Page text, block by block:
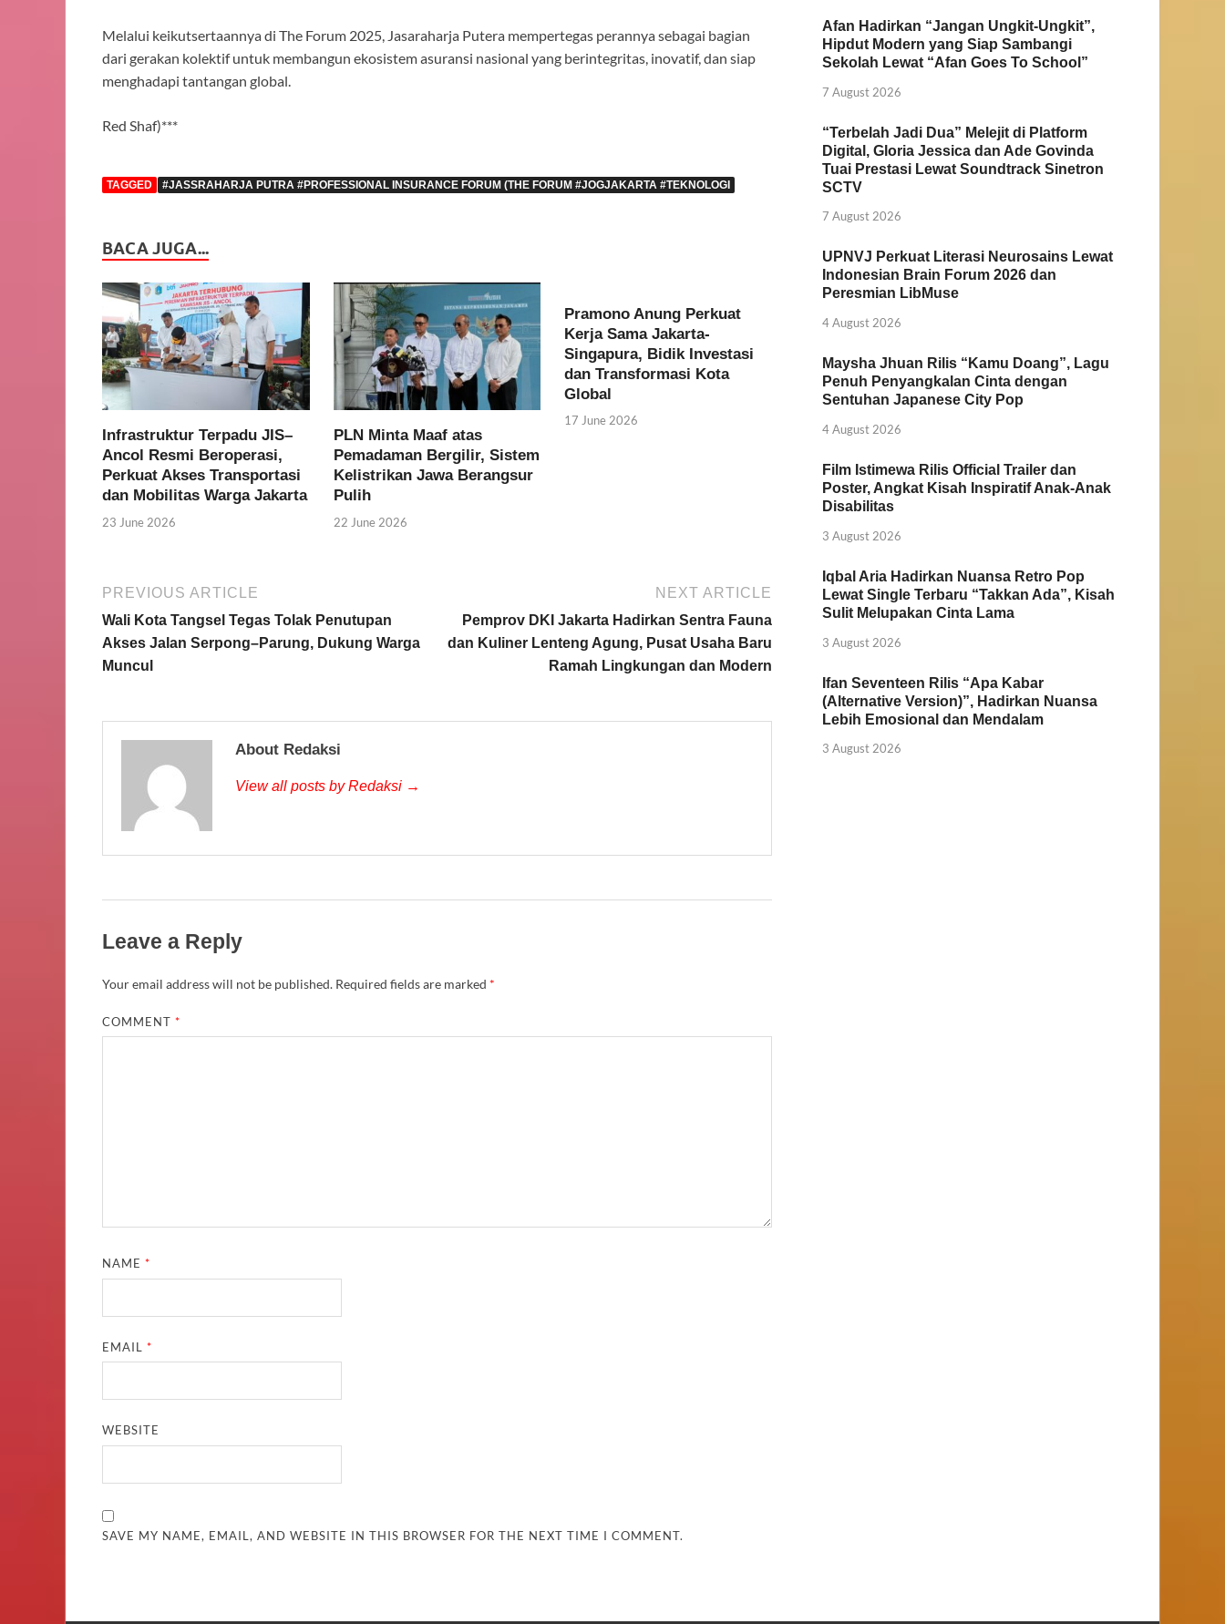
Melalui keikutsertaannya di The Forum 2025, Jasaraharja Putera mempertegas perannya sebagai bagian
dari gerakan kolektif untuk membangun ekosistem asuransi nasional yang berintegritas, inovatif, dan siap
menghadapi tantangan global.
Red Shaf)***
TAGGED #JASSRAHARJA PUTRA #PROFESSIONAL INSURANCE FORUM (THE FORUM #JOGJAKARTA #TEKNOLOGI
BACA JUGA...
Infrastruktur Terpadu JIS–
Ancol Resmi Beroperasi,
Perkuat Akses Transportasi
dan Mobilitas Warga Jakarta
23 June 2026
PLN Minta Maaf atas
Pemadaman Bergilir, Sistem
Kelistrikan Jawa Berangsur
Pulih
22 June 2026
Pramono Anung Perkuat
Kerja Sama Jakarta-
Singapura, Bidik Investasi
dan Transformasi Kota
Global
17 June 2026
PREVIOUS ARTICLE
Wali Kota Tangsel Tegas Tolak Penutupan
Akses Jalan Serpong–Parung, Dukung Warga
Muncul
NEXT ARTICLE
Pemprov DKI Jakarta Hadirkan Sentra Fauna
dan Kuliner Lenteng Agung, Pusat Usaha Baru
Ramah Lingkungan dan Modern
About Redaksi
View all posts by Redaksi →
Leave a Reply
Your email address will not be published. Required fields are marked *
COMMENT*
NAME*
EMAIL*
WEBSITE
SAVE MY NAME, EMAIL, AND WEBSITE IN THIS BROWSER FOR THE NEXT TIME I COMMENT.
Afan Hadirkan “Jangan Ungkit-Ungkit”,
Hipdut Modern yang Siap Sambangi
Sekolah Lewat “Afan Goes To School”
7 August 2026
“Terbelah Jadi Dua” Melejit di Platform
Digital, Gloria Jessica dan Ade Govinda
Tuai Prestasi Lewat Soundtrack Sinetron
SCTV
7 August 2026
UPNVJ Perkuat Literasi Neurosains Lewat
Indonesian Brain Forum 2026 dan
Peresmian LibMuse
4 August 2026
Maysha Jhuan Rilis “Kamu Doang”, Lagu
Penuh Penyangkalan Cinta dengan
Sentuhan Japanese City Pop
4 August 2026
Film Istimewa Rilis Official Trailer dan
Poster, Angkat Kisah Inspiratif Anak-Anak
Disabilitas
3 August 2026
Iqbal Aria Hadirkan Nuansa Retro Pop
Lewat Single Terbaru “Takkan Ada”, Kisah
Sulit Melupakan Cinta Lama
3 August 2026
Ifan Seventeen Rilis “Apa Kabar
(Alternative Version)”, Hadirkan Nuansa
Lebih Emosional dan Mendalam
3 August 2026